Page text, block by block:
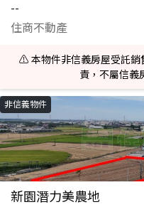
--
住商不動產
⚠️ 本物件非信義房屋受託銷
責，不屬信義
非信義物件
新園潛力美農地